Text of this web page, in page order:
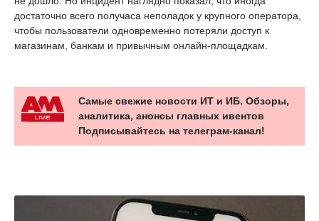
достаточно всего получаса неполадок у крупного оператора,
чтобы пользователи одновременно потеряли доступ к
магазинам, банкам и привычным онлайн-площадкам.
Самые свежие новости ИТ и ИБ. Обзоры,
аналитика, анонсы главных ивентов
Подписывайтесь на телеграм-канал!